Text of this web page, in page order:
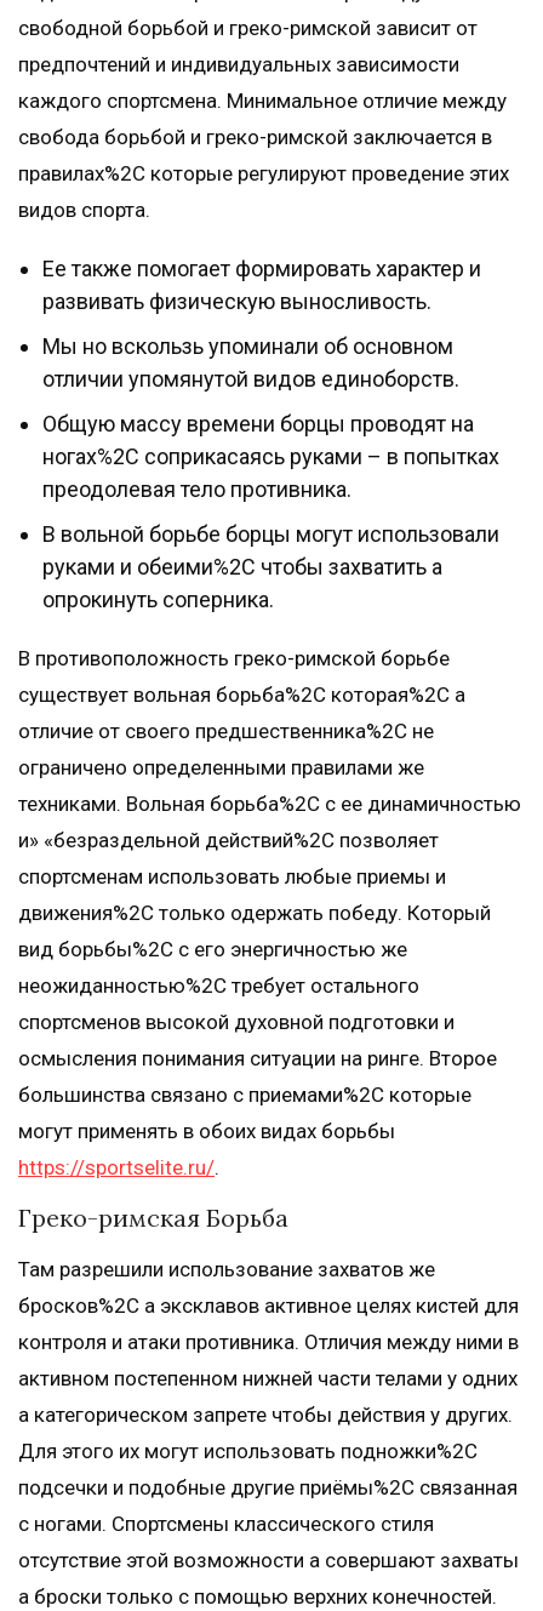
свободной борьбой и греко-римской зависит от
предпочтений и индивидуальных зависимости
каждого спортсмена. Минимальное отличие между
свобода борьбой и греко-римской заключается в
правилах%2C которые регулируют проведение этих
видов спорта.
Ее также помогает формировать характер и
развивать физическую выносливость.
Мы но вскользь упоминали об основном
отличии упомянутой видов единоборств.
Общую массу времени борцы проводят на
ногах%2C соприкасаясь руками – в попытках
преодолевая тело противника.
В вольной борьбе борцы могут использовали
руками и обеими%2C чтобы захватить а
опрокинуть соперника.
В противоположность греко-римской борьбе
существует вольная борьба%2C которая%2C а
отличие от своего предшественника%2C не
ограничено определенными правилами же
техниками. Вольная борьба%2C с ее динамичностью
и» «безраздельной действий%2C позволяет
спортсменам использовать любые приемы и
движения%2C только одержать победу. Который
вид борьбы%2C с его энергичностью же
неожиданностью%2C требует остального
спортсменов высокой духовной подготовки и
осмысления понимания ситуации на ринге. Второе
большинства связано с приемами%2C которые
могут применять в обоих видах борьбы
https://sportselite.ru/.
Греко-римская Борьба
Там разрешили использование захватов же
бросков%2C а эксклавов активное целях кистей для
контроля и атаки противника. Отличия между ними в
активном постепенном нижней части телами у одних
а категорическом запрете чтобы действия у других.
Для этого их могут использовать подножки%2C
подсечки и подобные другие приёмы%2C связанная
с ногами. Спортсмены классического стиля
отсутствие этой возможности а совершают захваты
а броски только с помощью верхних конечностей.